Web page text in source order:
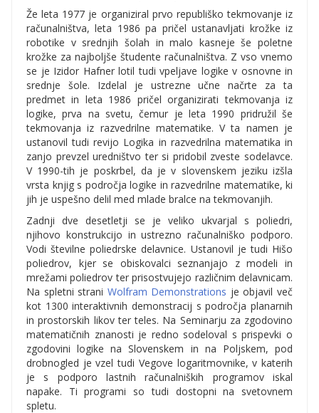
Že leta 1977 je organiziral prvo republiško tekmovanje iz
računalništva, leta 1986 pa pričel ustanavljati krožke iz
robotike v srednjih šolah in malo kasneje še poletne
krožke za najboljše študente računalništva. Z vso vnemo
se je Izidor Hafner lotil tudi vpeljave logike v osnovne in
srednje šole. Izdelal je ustrezne učne načrte za ta
predmet in leta 1986 pričel organizirati tekmovanja iz
logike, prva na svetu, čemur je leta 1990 pridružil še
tekmovanja iz razvedrilne matematike. V ta namen je
ustanovil tudi revijo Logika in razvedrilna matematika in
zanjo prevzel uredništvo ter si pridobil zveste sodelavce.
V 1990-tih je poskrbel, da je v slovenskem jeziku izšla
vrsta knjig s področja logike in razvedrilne matematike, ki
jih je uspešno delil med mlade bralce na tekmovanjih.
Zadnji dve desetletji se je veliko ukvarjal s poliedri,
njihovo konstrukcijo in ustrezno računalniško podporo.
Vodi številne poliedrske delavnice. Ustanovil je tudi Hišo
poliedrov, kjer se obiskovalci seznanjajo z modeli in
mrežami poliedrov ter prisostvujejo različnim delavnicam.
Na spletni strani Wolfram Demonstrations je objavil več
kot 1300 interaktivnih demonstracij s področja planarnih
in prostorskih likov ter teles. Na Seminarju za zgodovino
matematičnih znanosti je redno sodeloval s prispevki o
zgodovini logike na Slovenskem in na Poljskem, pod
drobnogled je vzel tudi Vegove logaritmovnike, v katerih
je s podporo lastnih računalniških programov iskal
napake. Ti programi so tudi dostopni na svetovnem
spletu.